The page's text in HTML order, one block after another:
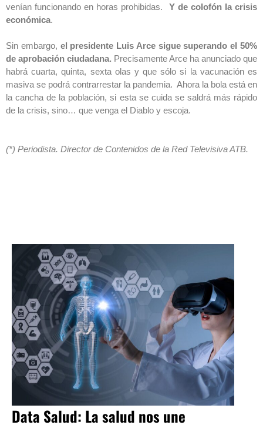
venían funcionando en horas prohibidas. Y de colofón la crisis
económica.
Sin embargo, el presidente Luis Arce sigue superando el 50%
de aprobación ciudadana. Precisamente Arce ha anunciado que
habrá cuarta, quinta, sexta olas y que sólo si la vacunación es
masiva se podrá contrarrestar la pandemia. Ahora la bola está en
la cancha de la población, si esta se cuida se saldrá más rápido
de la crisis, sino… que venga el Diablo y escoja.
(*) Periodista. Director de Contenidos de la Red Televisiva ATB.
Data Salud: La salud nos une